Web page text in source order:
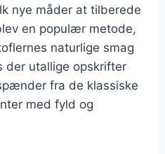
nye måder at tilberede
en populær metode,
naturlige smag
der utallige opskrifter
fra de klassiske
med fyld og